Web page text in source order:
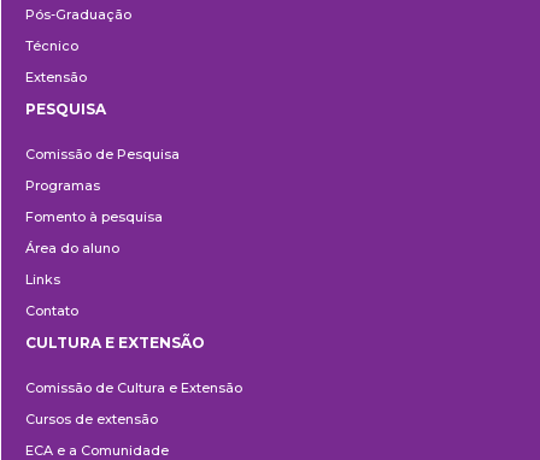
Pós-Graduação
Técnico
Extensão
PESQUISA
Comissão de Pesquisa
Programas
Fomento à pesquisa
Área do aluno
Links
Contato
e
Extensão
CULTURA E EXTENSÃO
Comissão de Cultura e Extensão
Cursos de extensão
ECA e a Comunidade